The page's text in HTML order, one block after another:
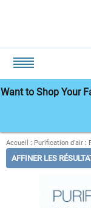
Want to Shop Your
Accueil : Purification d'air :
AFFINER LES